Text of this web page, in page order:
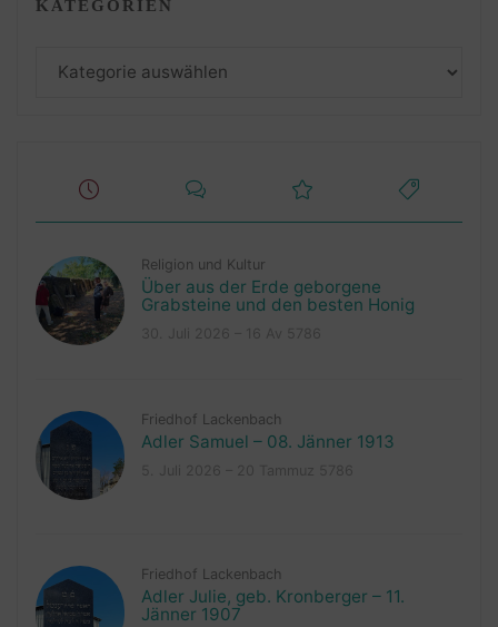
KATEGORIEN
Religion und Kultur
Über aus der Erde geborgene
Grabsteine und den besten Honig
Friedhof Lackenbach
Adler Samuel – 08. Jänner 1913
Friedhof Lackenbach
Adler Julie, geb. Kronberger – 11.
Jänner 1907